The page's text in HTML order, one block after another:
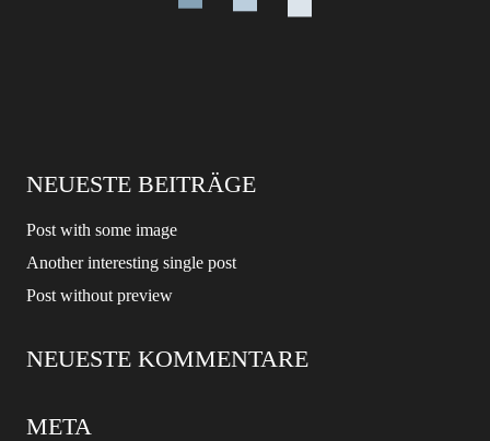
NEUESTE BEITRÄGE
Post with some image
Another interesting single post
Post without preview
NEUESTE KOMMENTARE
META